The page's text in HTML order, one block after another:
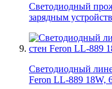
Светодиодный
зарядным
Светодиодный
Feron LL-889 18W,